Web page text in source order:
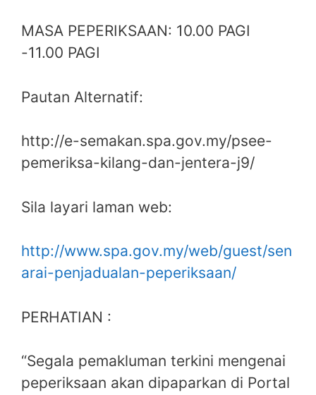
MASA PEPERIKSAAN: 10.00 PAGI
-11.00 PAGI
Pautan Alternatif:
http://e-semakan.spa.gov.my/psee-
pemeriksa-kilang-dan-jentera-j9/
Sila layari laman web:
http://www.spa.gov.my/web/guest/sen
arai-penjadualan-peperiksaan/
PERHATIAN :
“Segala pemakluman terkini mengenai
peperiksaan akan dipaparkan di Portal